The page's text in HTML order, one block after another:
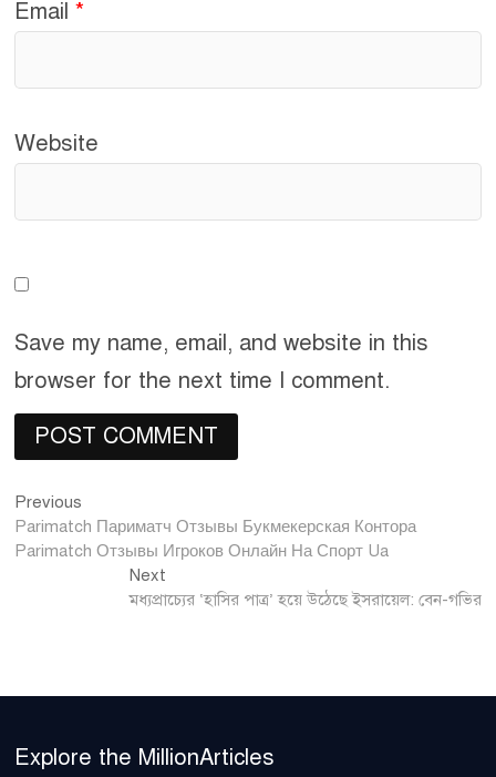
Email*
Website
Save my name, email, and website in this
browser for the next time I comment.
Post
navigation
Previous
post:
Parimatch Париматч Отзывы Букмекерская Контора
Parimatch Отзывы Игроков Онлайн На Спорт Ua
NextNext
post:
মধ্যপ্রাচ্যের ‘হাসির পাত্র’ হয়ে উঠেছে ইসরায়েল: বেন-গভির
Explore the MillionArticles